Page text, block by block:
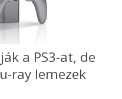
a PS3-at, de
ray lemezek